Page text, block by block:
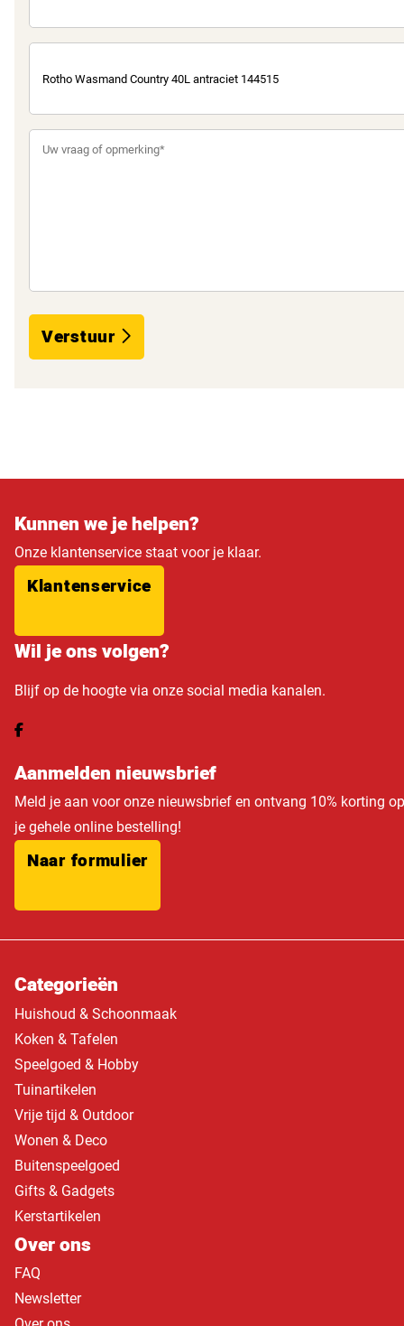
Verstuur
Kunnen we je helpen?
Onze klantenservice staat voor je klaar.
Klantenservice
Wil je ons volgen?
Blijf op de hoogte via onze social media kanalen.
Aanmelden nieuwsbrief
Meld je aan voor onze nieuwsbrief en ontvang 10% korting op
je gehele online bestelling!
Naar formulier
Categorieën
Huishoud & Schoonmaak
Koken & Tafelen
Speelgoed & Hobby
Tuinartikelen
Vrije tijd & Outdoor
Wonen & Deco
Buitenspeelgoed
Gifts & Gadgets
Kerstartikelen
Over ons
FAQ
Newsletter